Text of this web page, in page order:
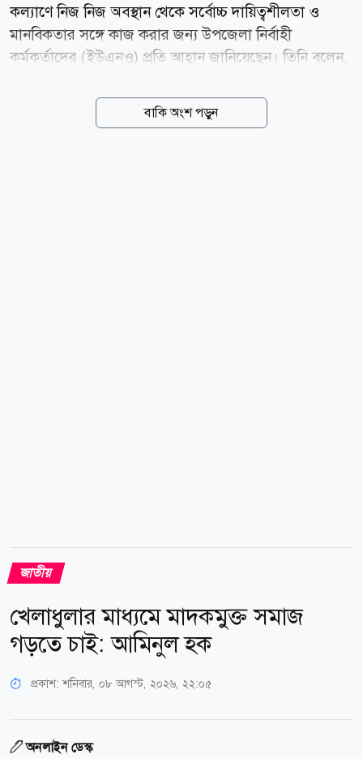
কল্যাণে নিজ নিজ অবস্থান থেকে সর্বোচ্চ দায়িত্বশীলতা ও
মানবিকতার সঙ্গে কাজ করার জন্য উপজেলা নির্বাহী
কর্মকর্তাদের (ইউএনও) প্রতি আহ্বান জানিয়েছেন। তিনি বলেন,
সুযোগ বড় একটি আমানত ও আল্লাহর নিয়ামত। এই সুযোগকে
কাজে লাগিয়ে অসহায়-দুস্থ মানুষের পাশে দাঁড়াতে হবে এবং
বাকি অংশ পড়ুন
জাতীয়
খেলাধুলার মাধ্যমে মাদকমুক্ত সমাজ
গড়তে চাই: আমিনুল হক
প্রকাশ:শনিবার, ০৮ আগস্ট, ২০২৬, ২২:০৫
অনলাইন ডেস্ক